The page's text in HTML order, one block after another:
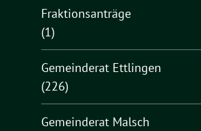
Fraktionsanträge
(1)
Gemeinderat Ettlingen
(226)
Gemeinderat Malsch